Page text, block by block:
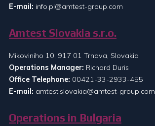
E-mail: info.pl@amtest-group.com
Amtest Slovakia s.r.o.
Mikoviniho 10, 917 01 Trnava, Slovakia
Operations Manager: Richard Duris
Office Telephone: 00421-33-2933-455
E-mail: amtest.slovakia@amtest-group.com
Operations in Bulgaria